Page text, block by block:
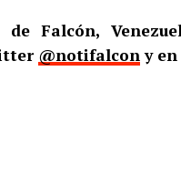
de Falcón,
@notifalcony